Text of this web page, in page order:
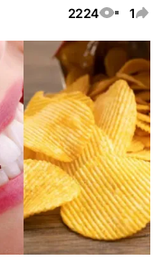
2224 1